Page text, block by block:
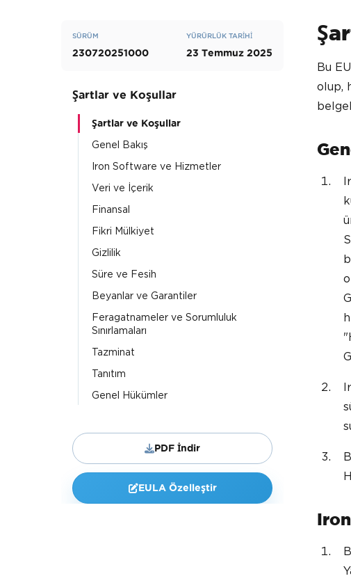
SÜRÜM
230720251000
YÜRÜRLÜK TARIHI
23 Temmuz 2025
Şartlar ve Koşullar
Şartlar ve Koşullar
Genel Bakış
Iron Software ve Hizmetler
Veri ve İçerik
Finansal
Fikri Mülkiyet
Gizlilik
Süre ve Fesih
Beyanlar ve Garantiler
Feragatnameler ve Sorumluluk
Sınırlamaları
Tazminat
Tanıtım
Genel Hükümler
PDF İndir
EULA Özelleştir
Bu
olup,